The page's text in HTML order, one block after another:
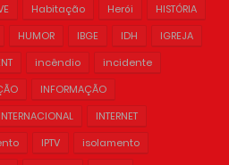
Habitação Herói
HISTÓRIA
HUMOR IBGE IDH
IGREJA
incêndio
incidente
INFORMAÇÃO
INTERNACIONAL
INTERNET
IPTV
isolamento